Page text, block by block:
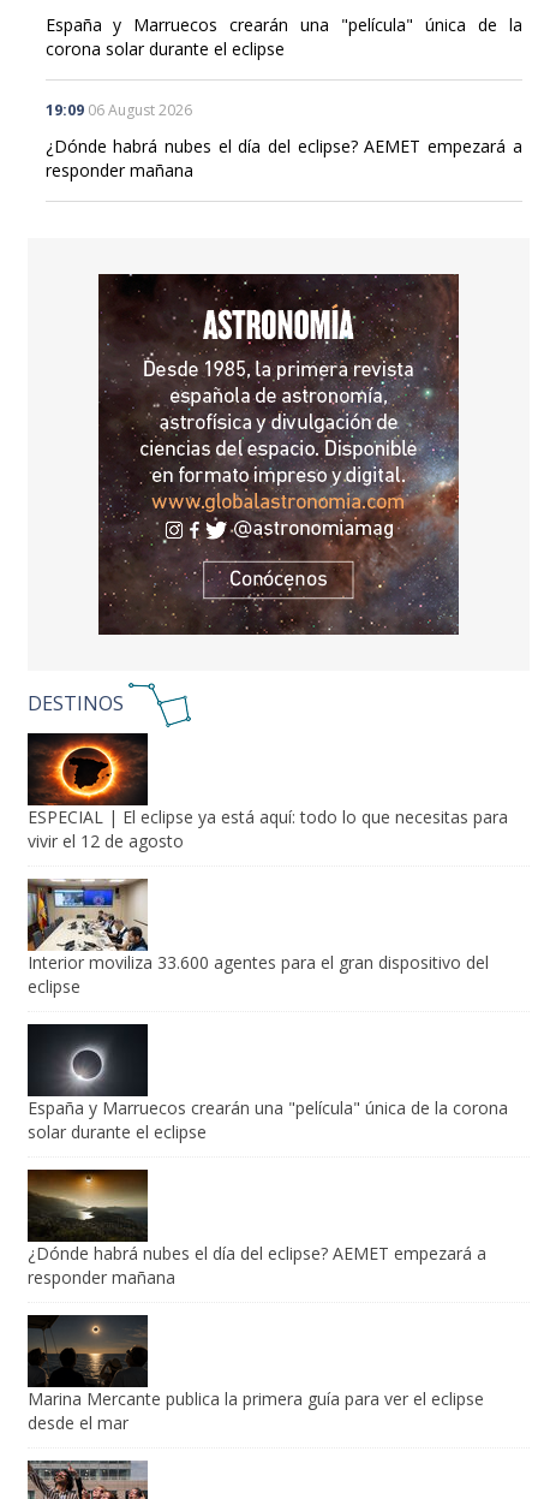
España y Marruecos crearán una "película" única de la
corona solar durante el eclipse
19:09 06 August 2026
¿Dónde habrá nubes el día del eclipse? AEMET empezará a
responder mañana
DESTINOS
ESPECIAL | El eclipse ya está aquí: todo lo que necesitas para
vivir el 12 de agosto
Interior moviliza 33.600 agentes para el gran dispositivo del
eclipse
España y Marruecos crearán una "película" única de la corona
solar durante el eclipse
¿Dónde habrá nubes el día del eclipse? AEMET empezará a
responder mañana
Marina Mercante publica la primera guía para ver el eclipse
desde el mar